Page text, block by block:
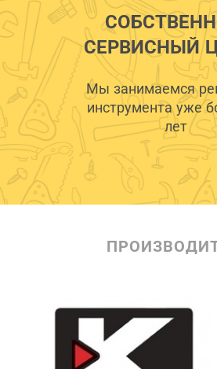
СЕРВИСНЫЙ
Мы занимаемся
инструмента уже
лет